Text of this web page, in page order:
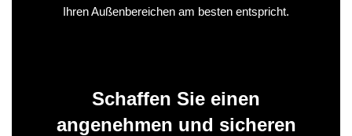
Ihren Außenbereichen am besten entspricht.
Schaffen Sie einen
angenehmen und sicheren